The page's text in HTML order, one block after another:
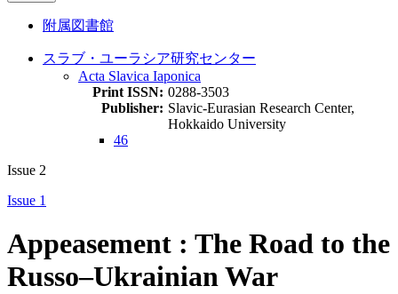
附属図書館
スラブ・ユーラシア研究センター
Acta Slavica Iaponica
Print ISSN: 0288-3503
Publisher: Slavic-Eurasian Research Center,
Hokkaido University
46
Issue 2
Issue 1
Appeasement : The Road to the
Russo–Ukrainian War